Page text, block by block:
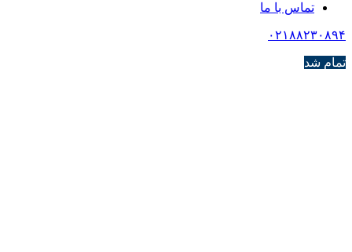
تماس با ما
۰۲۱۸۸۲۳۰۸۹۴
تمام شد